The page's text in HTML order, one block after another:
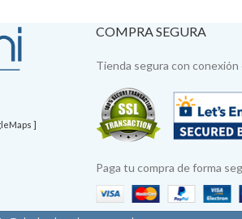
]
COMPRA SEGURA
Tienda segura con conexión
Paga tu compra de forma